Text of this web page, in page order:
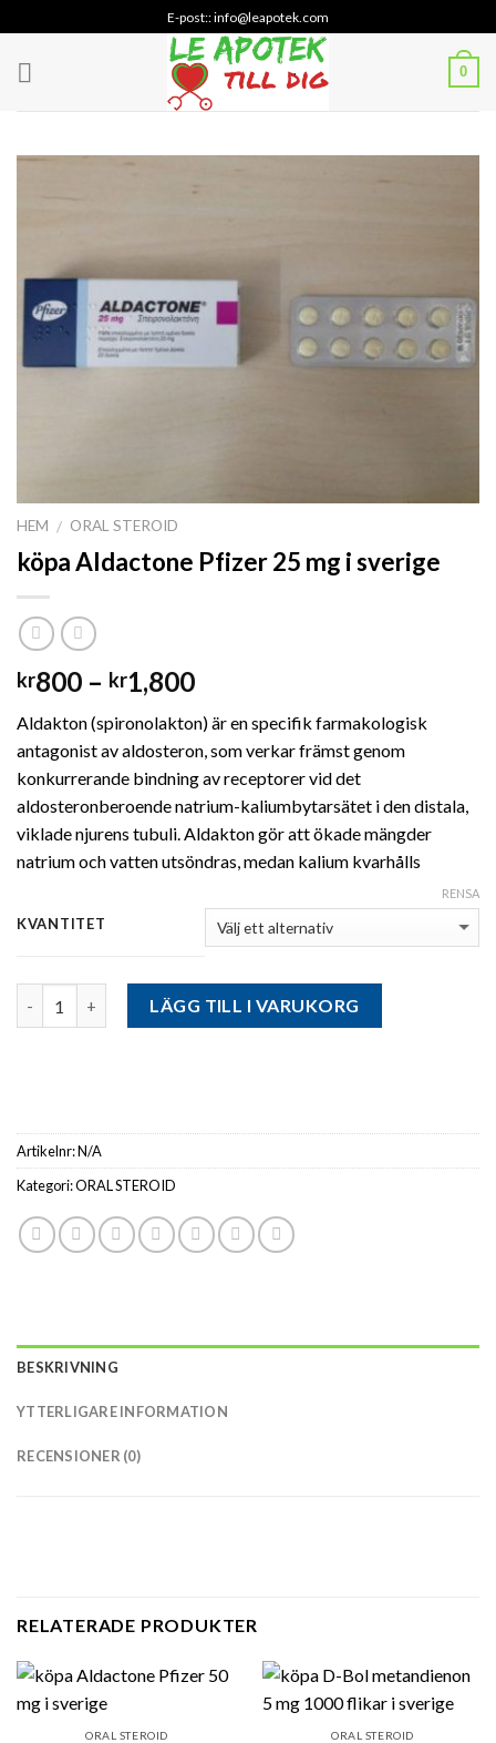
to
content
E-post:: info@leapotek.com
0
HEM / ORAL STEROID
köpa Aldactone Pfizer 25 mg i sverige
kr800 – kr1,800Prisintervall:
till
kr1,800
Aldakton (spironolakton) är en specifik farmakologisk
antagonist av aldosteron, som verkar främst genom
konkurrerande bindning av receptorer vid det
aldosteronberoende natrium-kaliumbytarsätet i den distala,
viklade njurens tubuli. Aldakton gör att ökade mängder
natrium och vatten utsöndras, medan kalium kvarhålls
KVANTITET
RENSA
LÄGG TILL I VARUKORG
Artikelnr:N/A
Kategori:ORAL STEROID
BESKRIVNING
YTTERLIGARE INFORMATION
RECENSIONER (0)
RELATERADE PRODUKTER
ORAL STEROID ORAL STEROID